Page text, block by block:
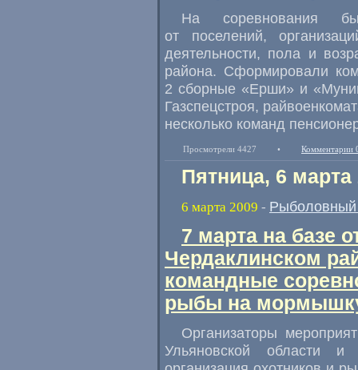
На соревнования
от поселений,
деятельности, пола и
района. Сформировали
2 сборные «Ерши» и
Газспецстроя,
несколько команд
Просмотрели 4427 • Комментарии
Пятница, 6 марта
6 марта 2009 - Рыболовный
7 марта на базе
Чердаклинском
командные
рыбы на
Организаторы
Ульяновской области и